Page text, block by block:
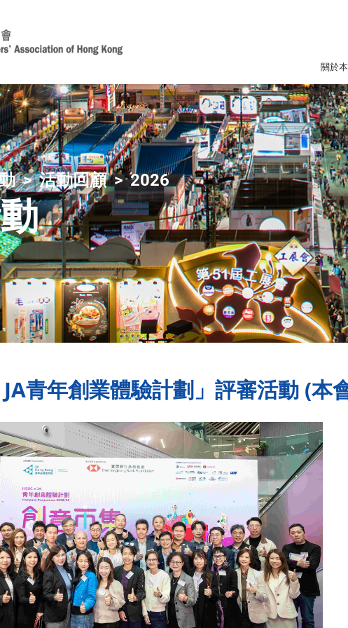
關於
活動回顧 2026
JA青年創業體驗計劃」評審活動 (本